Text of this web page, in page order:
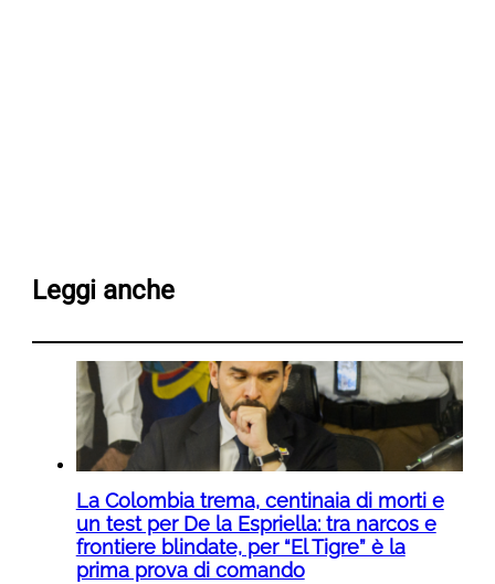
Leggi anche
La Colombia trema, centinaia di morti e
un test per De la Espriella: tra narcos e
frontiere blindate, per “El Tigre” è la
prima prova di comando